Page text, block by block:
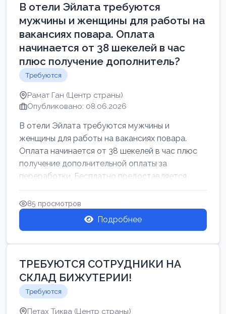
В отели Эйлата требуются
мужчины и женщины для работы на
вакансиях повара. Оплата
начинается от 38 шекелей в час
плюс получение дополнитель?
Требуются
Рамат Ган (Центр страны)
Опубликовано: 08.06.2026
В отели Эйлата требуются мужчины и
женщины для работы на вакансиях повара.
Оплата начинается от 38 шекелей в час плюс
получение дополнительной оплаты за
переработки. Бесплатно предоставляется
проживан...
85 просмотров
Подробнее
ТРЕБУЮТСЯ СОТРУДНИКИ НА
СКЛАД БИЖУТЕРИИ!
Требуются
Петах Тиква (Центр страны)